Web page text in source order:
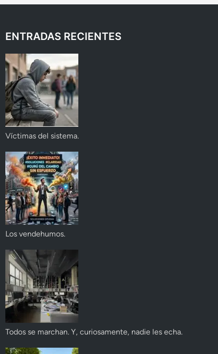
ENTRADAS RECIENTES
Víctimas del sistema.
Los vendehumos.
Todos se marchan. Y, curiosamente, nadie les echa.